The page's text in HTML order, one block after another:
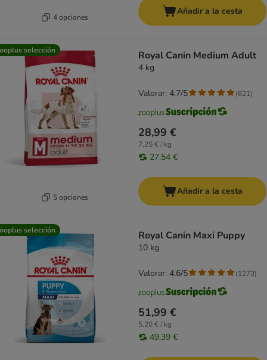
4 opciones
Añadir a la cesta
selección
5 opciones
Royal Canin Medium Adult
4 kg
28,99 €
7,25 € / kg
27,54 €
Valorar: 4.7/5 (621)
Añadir a la cesta
selección Royal Canin Maxi Puppy
10 kg
51,99 €
5,20 € / kg
49,39 €
Valorar: 4.6/5 (1273)